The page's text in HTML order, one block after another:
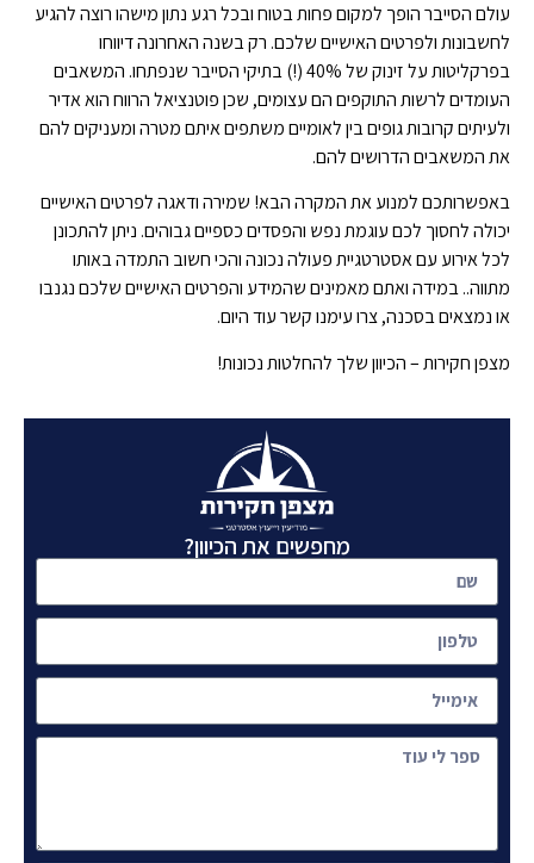
עולם הסייבר הופך למקום פחות בטוח ובכל רגע נתון מישהו רוצה להגיע
לחשבונות ולפרטים האישיים שלכם. רק בשנה האחרונה דיווחו
בפרקליטות על זינוק של 40% (!) בתיקי הסייבר שנפתחו. המשאבים
העומדים לרשות התוקפים הם עצומים, שכן פוטנציאל הרווח הוא אדיר
ולעיתים קרובות גופים בין לאומיים משתפים איתם מטרה ומעניקים להם
את המשאבים הדרושים להם.
באפשרותכם למנוע את המקרה הבא! שמירה ודאגה לפרטים האישיים
יכולה לחסוך לכם עוגמת נפש והפסדים כספיים גבוהים. ניתן להתכונן
לכל אירוע עם אסטרטגיית פעולה נכונה והכי חשוב התמדה באותו
מתווה.. במידה ואתם מאמינים שהמידע והפרטים האישיים שלכם נגנבו
או נמצאים בסכנה, צרו עימנו קשר עוד היום.
מצפן חקירות – הכיוון שלך להחלטות נכונות!
מחפשים את הכיוון?